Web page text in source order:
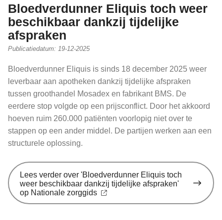
Bloedverdunner Eliquis toch weer
beschikbaar dankzij tijdelijke
afspraken
Publicatiedatum: 19-12-2025
Bloedverdunner Eliquis is sinds 18 december 2025 weer
leverbaar aan apotheken dankzij tijdelijke afspraken
tussen groothandel Mosadex en fabrikant BMS. De
eerdere stop volgde op een prijsconflict. Door het akkoord
hoeven ruim 260.000 patiënten voorlopig niet over te
stappen op een ander middel. De partijen werken aan een
structurele oplossing.
Lees verderover 'Bloedverdunner Eliquis toch
weer beschikbaar dankzij tijdelijke afspraken'
op Nationale zorggids